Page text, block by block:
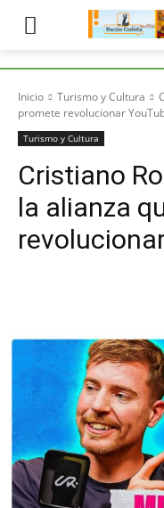
Inicio Turismo y Cultura
promete revolucionar
Turismo y Cultura
Cristiano
la alianza